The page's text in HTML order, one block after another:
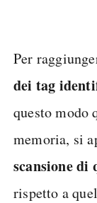
Per
dei tag
questo modo
memoria, si
scansione di
rispetto a